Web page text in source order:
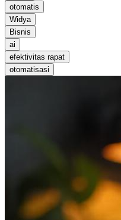
otomatis
Widya
Bisnis
ai
efektivitas rapat
otomatisasi